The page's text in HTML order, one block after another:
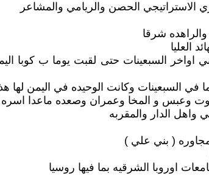
الاستراتيجي الحصن والريامي والمشاعر
شرقا
العليا
اواخر السبعينات حتى لقبت يوما ب
السبعينات وكانت الوحيده في اليمن لها
و المخا وعمران وصعده ماعدا اسره اهل
واهل الدار والمقربه
( بني علي )
اوروبا الشرقيه بما فيها روسيا